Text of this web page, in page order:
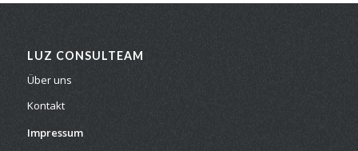
LUZ CONSULTEAM
Über uns
Kontakt
Impressum